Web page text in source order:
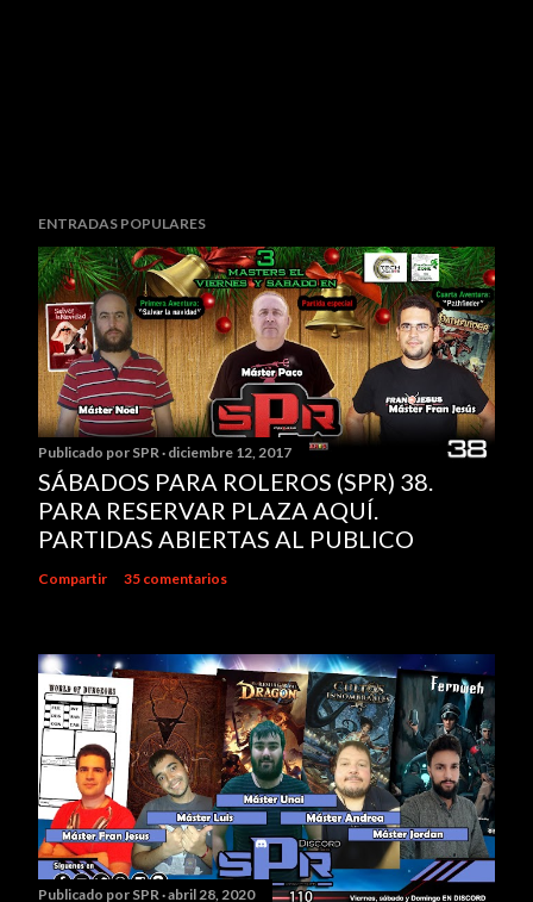
ENTRADAS POPULARES
Publicado por SPR diciembre 12, 2017
SÁBADOS PARA ROLEROS (SPR) 38.
PARA RESERVAR PLAZA AQUÍ.
PARTIDAS ABIERTAS AL PUBLICO
Compartir 35 comentarios
Publicado por SPR abril 28, 2020